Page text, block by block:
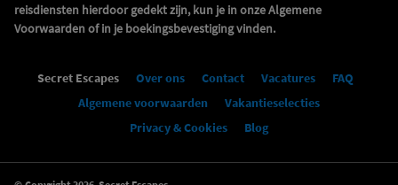
reisdiensten hierdoor gedekt zijn, kun je in onze Algemene
Voorwaarden of in je boekingsbevestiging vinden.
Secret Escapes Over ons Contact Vacatures
FAQ
Algemene voorwaarden
Vakantieselecties
Privacy & Cookies
Blog